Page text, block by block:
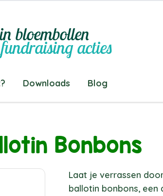
bloembollen
acties
Downloads Blog
Bonbons
Laat je verrassen
ballotin bonbons, een